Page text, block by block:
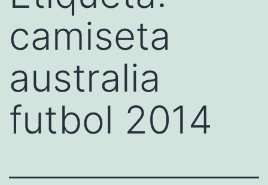
camiseta
australia
futbol 2014